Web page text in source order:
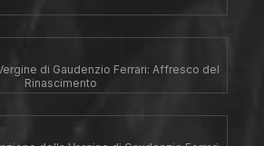
di Gaudenzio Ferrari: Affresco del
Rinascimento